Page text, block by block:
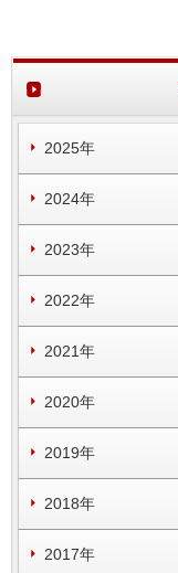
2025年
2024年
2023年
2022年
2021年
2020年
2019年
2018年
2017年